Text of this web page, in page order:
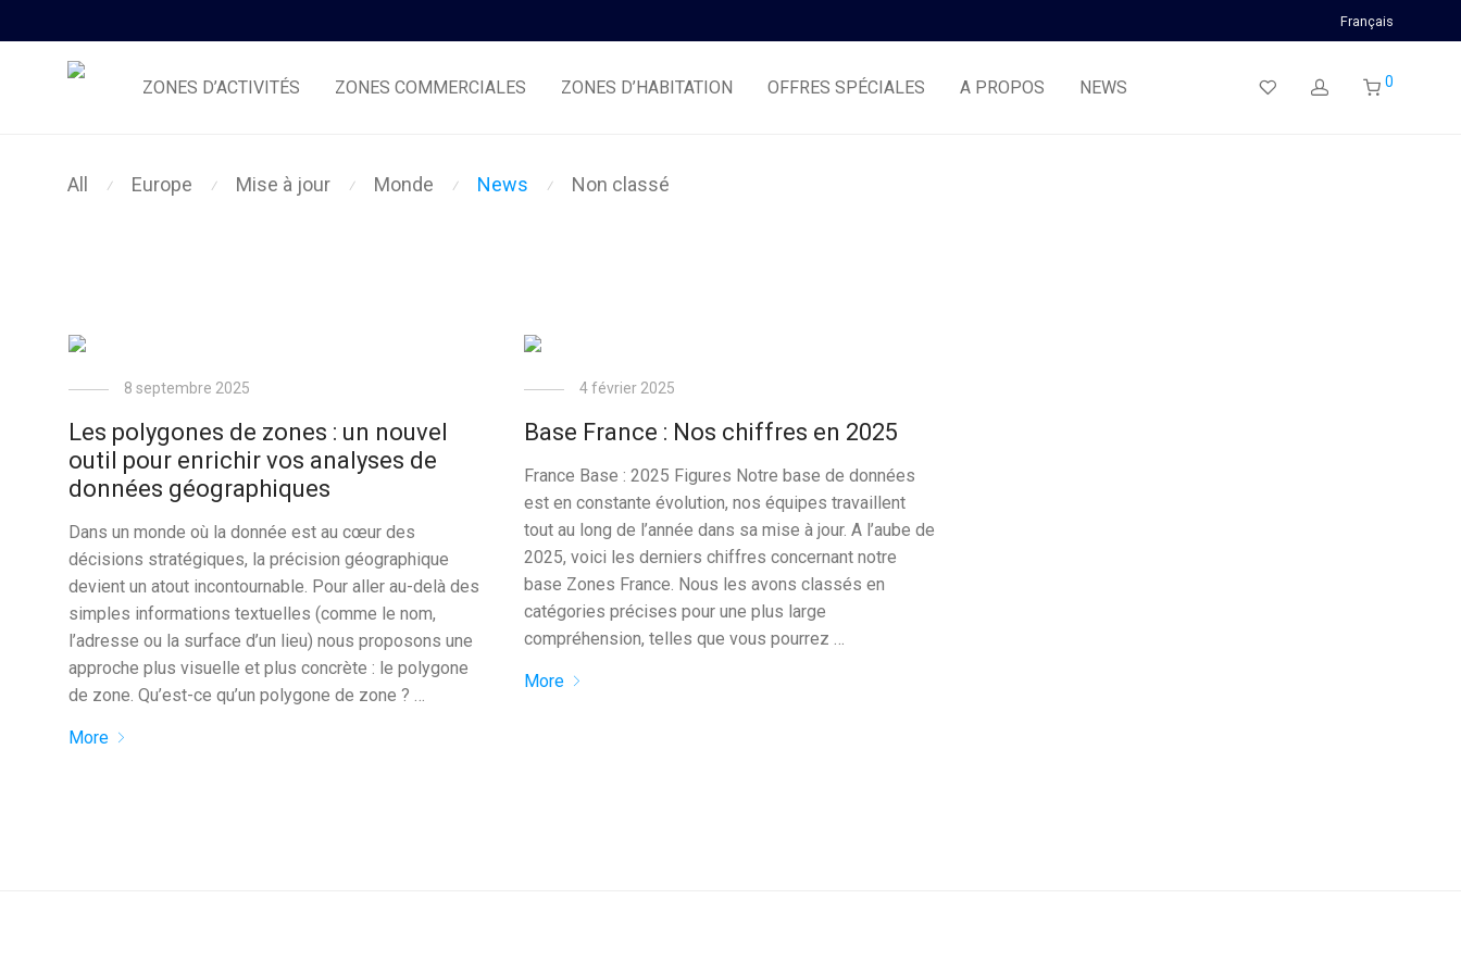
Français
ZONES D’ACTIVITÉS ZONES COMMERCIALES ZONES D’HABITATION OFFRES SPÉCIALES A PROPOS NEWS 0
All ⁄ Europe ⁄ Mise à jour ⁄ Monde ⁄ News ⁄ Non classé
8 septembre 2025
Les polygones de zones : un nouvel
outil pour enrichir vos analyses de
données géographiques
Dans un monde où la donnée est au cœur des
décisions stratégiques, la précision géographique
devient un atout incontournable. Pour aller au-delà des
simples informations textuelles (comme le nom,
l’adresse ou la surface d’un lieu) nous proposons une
approche plus visuelle et plus concrète : le polygone
de zone. Qu’est-ce qu’un polygone de zone ? …
More
4 février 2025
Base France : Nos chiffres en 2025
France Base : 2025 Figures Notre base de données
est en constante évolution, nos équipes travaillent
tout au long de l’année dans sa mise à jour. A l’aube de
2025, voici les derniers chiffres concernant notre
base Zones France. Nous les avons classés en
catégories précises pour une plus large
compréhension, telles que vous pourrez …
More